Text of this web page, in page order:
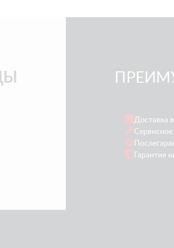
Доставка
Гарантия